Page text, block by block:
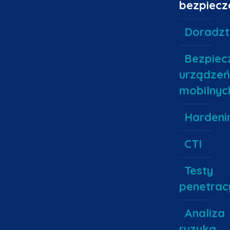
urządzeń
CTI
Testy
Analiza